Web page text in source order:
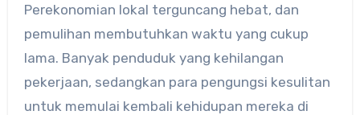
Perekonomian lokal terguncang hebat, dan
pemulihan membutuhkan waktu yang cukup
lama. Banyak penduduk yang kehilangan
pekerjaan, sedangkan para pengungsi kesulitan
untuk memulai kembali kehidupan mereka di